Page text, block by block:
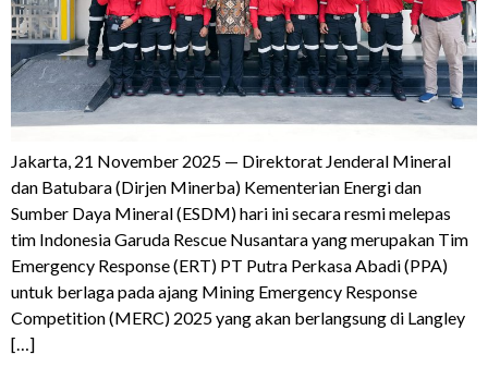
Jakarta, 21 November 2025 — Direktorat Jenderal Mineral
dan Batubara (Dirjen Minerba) Kementerian Energi dan
Sumber Daya Mineral (ESDM) hari ini secara resmi melepas
tim Indonesia Garuda Rescue Nusantara yang merupakan Tim
Emergency Response (ERT) PT Putra Perkasa Abadi (PPA)
untuk berlaga pada ajang Mining Emergency Response
Competition (MERC) 2025 yang akan berlangsung di Langley
[…]